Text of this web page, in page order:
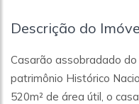
Descrição do
Casarão assobradado
patrimônio Histórico
520m² de área útil, o